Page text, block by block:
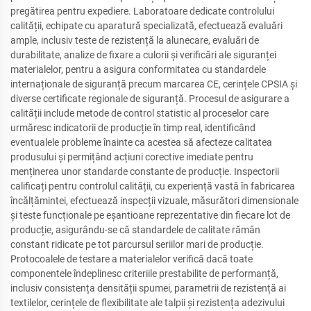
pregătirea pentru expediere. Laboratoare dedicate controlului
calității, echipate cu aparatură specializată, efectuează evaluări
ample, inclusiv teste de rezistență la alunecare, evaluări de
durabilitate, analize de fixare a culorii și verificări ale siguranței
materialelor, pentru a asigura conformitatea cu standardele
internaționale de siguranță precum marcarea CE, cerințele CPSIA și
diverse certificate regionale de siguranță. Procesul de asigurare a
calității include metode de control statistic al proceselor care
urmăresc indicatorii de producție în timp real, identificând
eventualele probleme înainte ca acestea să afecteze calitatea
produsului și permițând acțiuni corective imediate pentru
menținerea unor standarde constante de producție. Inspectorii
calificați pentru controlul calității, cu experiență vastă în fabricarea
încălțămintei, efectuează inspecții vizuale, măsurători dimensionale
și teste funcționale pe eșantioane reprezentative din fiecare lot de
producție, asigurându-se că standardele de calitate rămân
constant ridicate pe tot parcursul seriilor mari de producție.
Protocoalele de testare a materialelor verifică dacă toate
componentele îndeplinesc criteriile prestabilite de performanță,
inclusiv consistența densității spumei, parametrii de rezistență ai
textilelor, cerințele de flexibilitate ale talpii și rezistența adezivului